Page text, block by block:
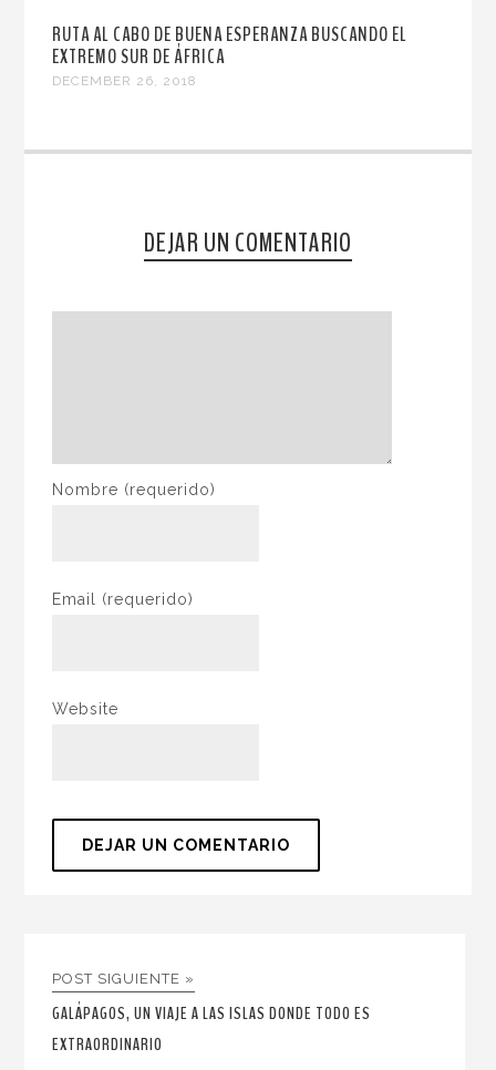
RUTA AL CABO DE BUENA ESPERANZA BUSCANDO EL
EXTREMO SUR DE ÁFRICA
DECEMBER 26, 2018
DEJAR UN COMENTARIO
Nombre (requerido)
Email (requerido)
Website
POST SIGUIENTE »
GALÁPAGOS, UN VIAJE A LAS ISLAS DONDE TODO ES
EXTRAORDINARIO